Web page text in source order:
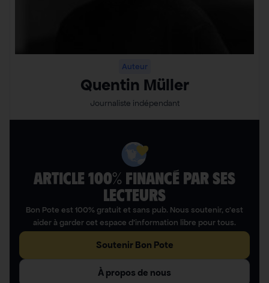
Auteur
Quentin Müller
Journaliste indépendant
ARTICLE 100% FINANCÉ PAR SES
LECTEURS​
Bon Pote est 100% gratuit et sans pub. Nous soutenir, c’est
aider à garder cet espace d’information libre pour tous.
Soutenir Bon Pote
À propos de nous